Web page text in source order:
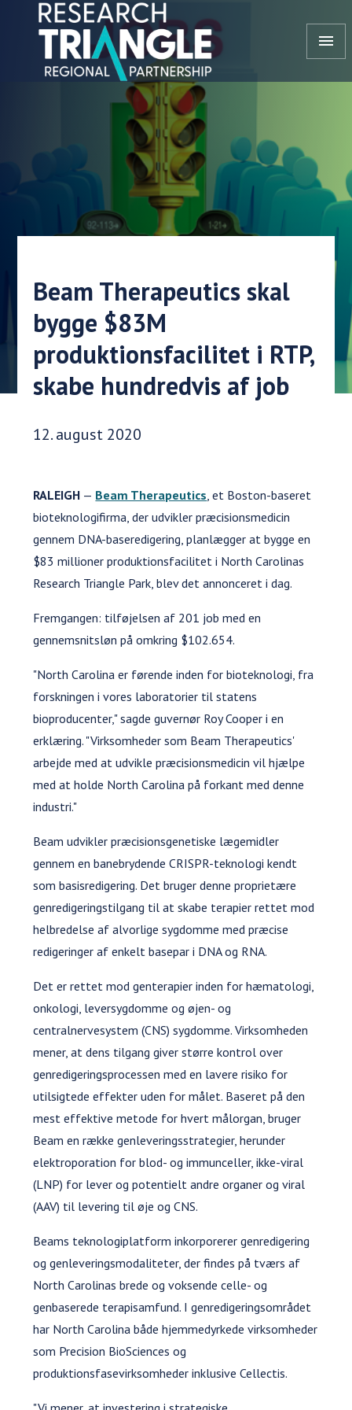
Gå til indhold
menu
Beam Therapeutics skal
bygge $83M
produktionsfacilitet i RTP,
skabe hundredvis af job
Udgivelsesdato:
12. august 2020
RALEIGH — Beam Therapeutics , et Boston-baseret
bioteknologifirma, der udvikler præcisionsmedicin
gennem DNA-baseredigering, planlægger at bygge en
$83 millioner produktionsfacilitet i North Carolinas
Research Triangle Park, blev det annonceret i dag.
Fremgangen: tilføjelsen af 201 job med en
gennemsnitsløn på omkring $102.654.
"North Carolina er førende inden for bioteknologi, fra
forskningen i vores laboratorier til statens
bioproducenter," sagde guvernør Roy Cooper i en
erklæring. "Virksomheder som Beam Therapeutics'
arbejde med at udvikle præcisionsmedicin vil hjælpe
med at holde North Carolina på forkant med denne
industri."
Beam udvikler præcisionsgenetiske lægemidler
gennem en banebrydende CRISPR-teknologi kendt
som basisredigering. Det bruger denne proprietære
genredigeringstilgang til at skabe terapier rettet mod
helbredelse af alvorlige sygdomme med præcise
redigeringer af enkelt basepar i DNA og RNA.
Det er rettet mod genterapier inden for hæmatologi,
onkologi, leversygdomme og øjen- og
centralnervesystem (CNS) sygdomme. Virksomheden
mener, at dens tilgang giver større kontrol over
genredigeringsprocessen med en lavere risiko for
utilsigtede effekter uden for målet. Baseret på den
mest effektive metode for hvert målorgan, bruger
Beam en række genleveringsstrategier, herunder
elektroporation for blod- og immunceller, ikke-viral
(LNP) for lever og potentielt andre organer og viral
(AAV) til levering til øje og CNS.
Beams teknologiplatform inkorporerer genredigering
og genleveringsmodaliteter, der findes på tværs af
North Carolinas brede og voksende celle- og
genbaserede terapisamfund. I genredigeringsområdet
har North Carolina både hjemmedyrkede virksomheder
som Precision BioSciences og
produktionsfasevirksomheder inklusive Cellectis.